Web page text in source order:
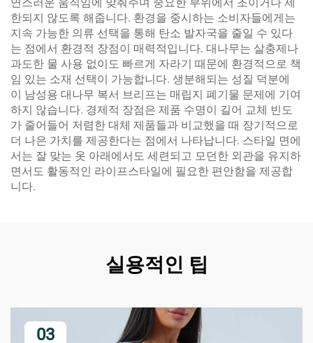
한되지 않도록 해줍니다. 환경을 중시하는 소비자들에게는
지속 가능한 의류 선택을 통해 탄소 발자국을 줄일 수 있다
는 점에서 환경적 장점이 매력적입니다. 대나무는 살충제나
과도한 물 사용 없이도 빠르게 자라기 때문에 환경적으로 책
임 있는 소재 선택이 가능합니다. 생분해되는 성질 덕분에
이 남성용 대나무 복서 브리프는 매립지 폐기물 문제에 기여
하지 않습니다. 경제적 장점은 제품 수명이 길어 교체 빈도
가 줄어들어 저렴한 대체 제품들과 비교했을 때 장기적으로
더 나은 가치를 제공한다는 점에서 나타납니다. 스타일 면에
서는 잘 맞는 옷 아래에서도 세련되고 모던한 외관을 유지하
면서도 활동적인 라이프스타일에 필요한 편안함을 제공합
니다.
실용적인 팁
03